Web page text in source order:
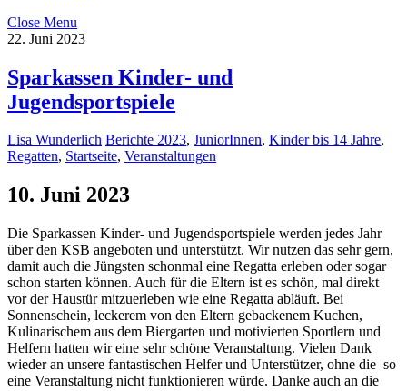
Close Menu
22. Juni 2023
Sparkassen Kinder- und
Jugendsportspiele
Lisa Wunderlich Berichte 2023, JuniorInnen, Kinder bis 14 Jahre,
Regatten, Startseite, Veranstaltungen
10. Juni 2023
Die Sparkassen Kinder- und Jugendsportspiele werden jedes Jahr
über den KSB angeboten und unterstützt. Wir nutzen das sehr gern,
damit auch die Jüngsten schonmal eine Regatta erleben oder sogar
schon starten können. Auch für die Eltern ist es schön, mal direkt
vor der Haustür mitzuerleben wie eine Regatta abläuft. Bei
Sonnenschein, leckerem von den Eltern gebackenem Kuchen,
Kulinarischem aus dem Biergarten und motivierten Sportlern und
Helfern hatten wir eine sehr schöne Veranstaltung. Vielen Dank
wieder an unsere fantastischen Helfer und Unterstützer, ohne die so
eine Veranstaltung nicht funktionieren würde. Danke auch an die